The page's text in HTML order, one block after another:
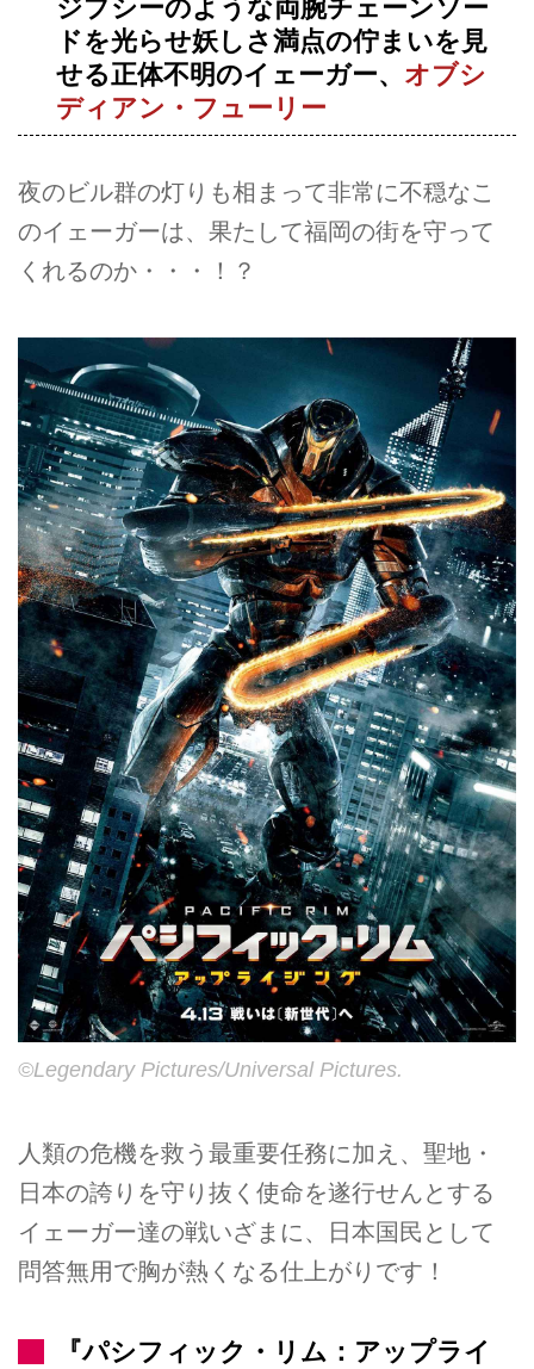
ジプシーのような両腕チェーンソー
ドを光らせ妖しさ満点の佇まいを見
せる正体不明のイェーガー、 オブシ
ディアン・フューリー
夜のビル群の灯りも相まって非常に不穏なこ
のイェーガーは、果たして福岡の街を守って
くれるのか・・・！？
©Legendary Pictures/Universal Pictures.
人類の危機を救う最重要任務に加え、聖地・
日本の誇りを守り抜く使命を遂行せんとする
イェーガー達の戦いざまに、日本国民として
問答無用で胸が熱くなる仕上がりです！
『パシフィック・リム：アップライ